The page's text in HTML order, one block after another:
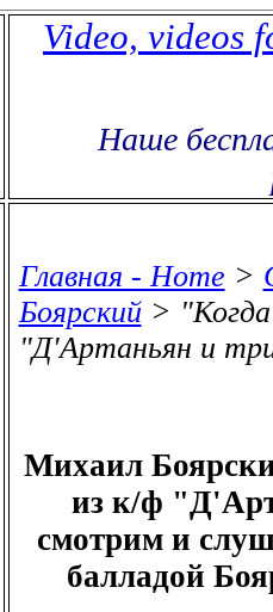
Video, videos
Наше
Главная - Home >
Боярский> "Когда
"Д'Артаньян и
Михаил
из к/ф
смотрим и
балладой